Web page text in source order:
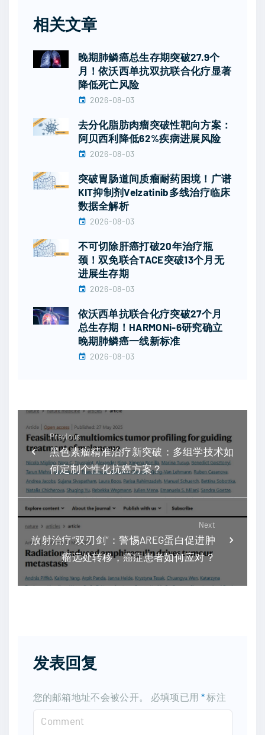
相关文章
晚期肺鳞癌总生存期突破27.9个
月！依沃西单抗双抗联合化疗显著
降低死亡风险
2026-08-03
去分化脂肪肉瘤突破性靶向方案：
阿贝西利降低62%疾病进展风险
2026-08-03
突破胃肠道间质瘤耐药困境！广谱
KIT抑制剂Velzatinib多线治疗临床
数据全解析
2026-08-03
不可切除肝癌打破20年治疗瓶
颈！双免联合TACE突破13个月无
进展生存期
2026-08-03
依沃西单抗联合化疗突破27个月
总生存期！HARMONi-6研究确立
晚期肺鳞癌一线新标准
2026-08-03
Previous
黑色素瘤精准治疗新突破：多组学技术如
何定制个性化抗癌方案？
Next
放射治疗“双刃剑”：警惕AREG蛋白促进肿
瘤远处转移，癌症患者如何应对？
发表回复
您的邮箱地址不会被公开。 必填项已用 *标注